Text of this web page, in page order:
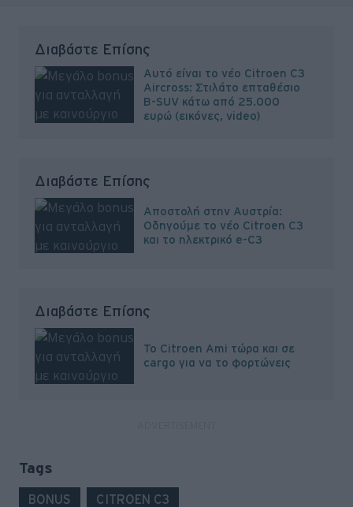
Διαβάστε Επίσης
Αυτό είναι το νέο Citroen C3
Aircross: Στιλάτο επταθέσιο
B-SUV κάτω από 25.000
ευρώ (εικόνες, video)
Διαβάστε Επίσης
Αποστολή στην Αυστρία:
Οδηγούμε το νέο Citroen C3
και το ηλεκτρικό e-C3
Διαβάστε Επίσης
To Citrοen Ami τώρα και σε
cargo για να το φορτώνεις
Tags
BONUS CITROEN C3